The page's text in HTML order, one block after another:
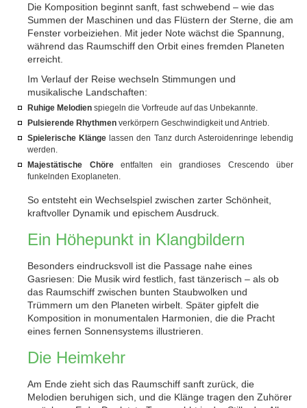
Die Komposition beginnt sanft, fast schwebend – wie das
Summen der Maschinen und das Flüstern der Sterne, die am
Fenster vorbeiziehen. Mit jeder Note wächst die Spannung,
während das Raumschiff den Orbit eines fremden Planeten
erreicht.
Im Verlauf der Reise wechseln Stimmungen und
musikalische Landschaften:
Ruhige Melodien spiegeln die Vorfreude auf das Unbekannte.
Pulsierende Rhythmen verkörpern Geschwindigkeit und Antrieb.
Spielerische Klänge lassen den Tanz durch Asteroidenringe lebendig
werden.
Majestätische Chöreentfalten ein grandioses Crescendo über
funkelnden Exoplaneten.
So entsteht ein Wechselspiel zwischen zarter Schönheit,
kraftvoller Dynamik und epischem Ausdruck.
Ein Höhepunkt in Klangbildern
Besonders eindrucksvoll ist die Passage nahe eines
Gasriesen: Die Musik wird festlich, fast tänzerisch – als ob
das Raumschiff zwischen bunten Staubwolken und
Trümmern um den Planeten wirbelt. Später gipfelt die
Komposition in monumentalen Harmonien, die die Pracht
eines fernen Sonnensystems illustrieren.
Die Heimkehr
Am Ende zieht sich das Raumschiff sanft zurück, die
Melodien beruhigen sich, und die Klänge tragen den Zuhörer